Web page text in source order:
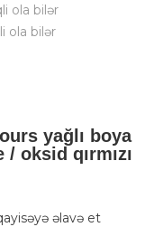
ola bilər
ola bilər
yağlı boya
oksid qırmızı
əlavə et